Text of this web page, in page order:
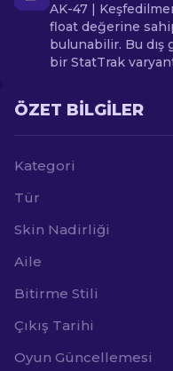
AK-47 |
float değerine
bulunabilir. Bu dış
bir StatTrak
ÖZET BILGILER
Kategori
Tür
Skin Nadirliği
Aile
Bitirme Stili
Çıkış Tarihi
Oyun Güncellemesi